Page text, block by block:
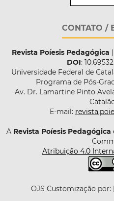
CONTATO /
Revista Poíesis Pedagógica |
DOI:
Universidade Federal de
Programa de Pós-
Av. Dr. Lamartine Pinto
E-mail:
A Revista Poíesis Pedagógica
Atribuição 4.0
OJS Customização por: